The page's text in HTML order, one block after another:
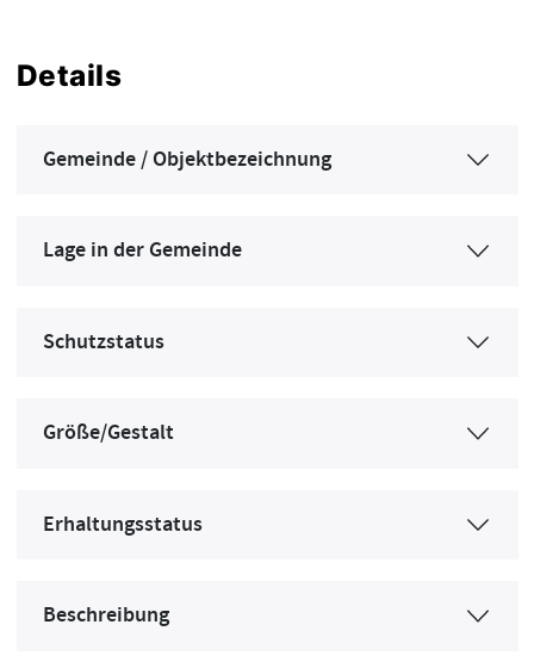
Details
Gemeinde / Objektbezeichnung
Lage in der Gemeinde
Schutzstatus
Größe/Gestalt
Erhaltungsstatus
Beschreibung